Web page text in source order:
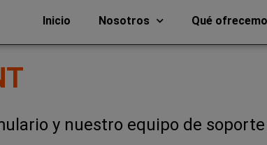
Inicio Nosotros Qué
y nuestro equipo de